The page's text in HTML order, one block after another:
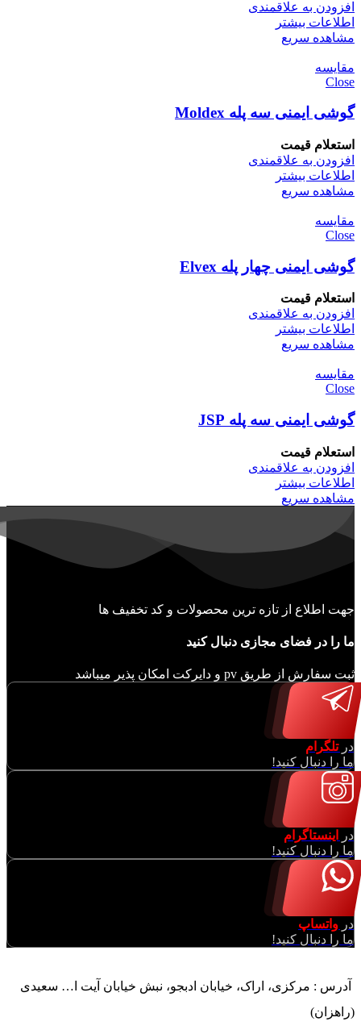
افزودن به علاقمندی
اطلاعات بیشتر
مشاهده سریع
مقایسه
Close
گوشی ایمنی سه پله Moldex
استعلام قیمت
افزودن به علاقمندی
اطلاعات بیشتر
مشاهده سریع
مقایسه
Close
گوشی ایمنی چهار پله Elvex
استعلام قیمت
افزودن به علاقمندی
اطلاعات بیشتر
مشاهده سریع
مقایسه
Close
گوشی ایمنی سه پله JSP
استعلام قیمت
افزودن به علاقمندی
اطلاعات بیشتر
مشاهده سریع
جهت اطلاع از تازه ترین محصولات و کد تخفیف ها
ما را در فضای مجازی دنبال کنید
ثبت سفارش از طریق pv و دایرکت امکان پذیر میباشد
درتلگرام
ما را دنبال کنید!
در
اینستاگرام
ما را دنبال کنید!
در واتساپ
ما را دنبال کنید!
آدرس : مرکزی، اراک، خیابان ادبجو، نبش خیابان آیت ا… سعیدی
(راهزان)